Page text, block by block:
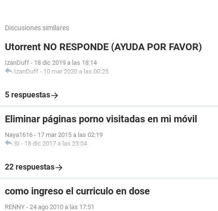
Discusiones similares
Utorrent NO RESPONDE (AYUDA POR FAVOR)
IzanDuff - 18 dic 2019 a las 18:14
IzanDuff - 10 mar 2020 a las 00:25
5 respuestas
Eliminar páginas porno visitadas en mi móvil
Naya1616 - 17 mar 2015 a las 02:19
Si - 18 dic 2017 a las 23:04
22 respuestas
como ingreso el curriculo en dose
RENNY - 24 ago 2010 a las 17:51